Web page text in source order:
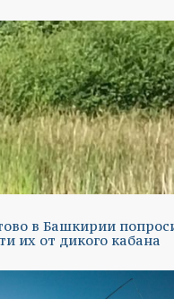
в Башкирии
их от дикого кабана